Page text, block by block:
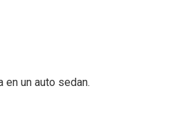
en un auto sedan.